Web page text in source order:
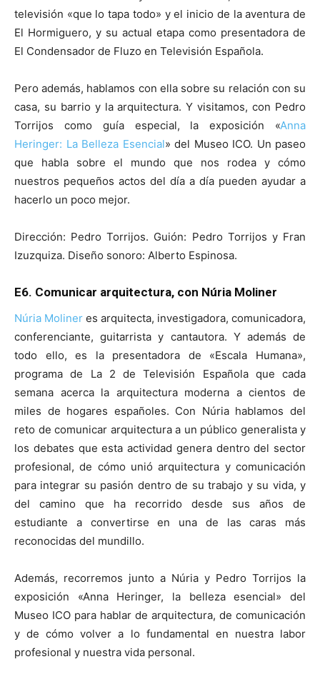
televisión «que lo tapa todo» y el inicio de la aventura de
El Hormiguero, y su actual etapa como presentadora de
El Condensador de Fluzo en Televisión Española.
Pero además, hablamos con ella sobre su relación con su
casa, su barrio y la arquitectura. Y visitamos, con Pedro
Torrijos como guía especial, la exposición «Anna
Heringer: La Belleza Esencial» del Museo ICO. Un paseo
que habla sobre el mundo que nos rodea y cómo
nuestros pequeños actos del día a día pueden ayudar a
hacerlo un poco mejor.
Dirección: Pedro Torrijos. Guión: Pedro Torrijos y Fran
Izuzquiza. Diseño sonoro: Alberto Espinosa.
E6. Comunicar arquitectura, con Núria Moliner
Núria Moliner es arquitecta, investigadora, comunicadora,
conferenciante, guitarrista y cantautora. Y además de
todo ello, es la presentadora de «Escala Humana»,
programa de La 2 de Televisión Española que cada
semana acerca la arquitectura moderna a cientos de
miles de hogares españoles. Con Núria hablamos del
reto de comunicar arquitectura a un público generalista y
los debates que esta actividad genera dentro del sector
profesional, de cómo unió arquitectura y comunicación
para integrar su pasión dentro de su trabajo y su vida, y
del camino que ha recorrido desde sus años de
estudiante a convertirse en una de las caras más
reconocidas del mundillo.
Además, recorremos junto a Núria y Pedro Torrijos la
exposición «Anna Heringer, la belleza esencial» del
Museo ICO para hablar de arquitectura, de comunicación
y de cómo volver a lo fundamental en nuestra labor
profesional y nuestra vida personal.